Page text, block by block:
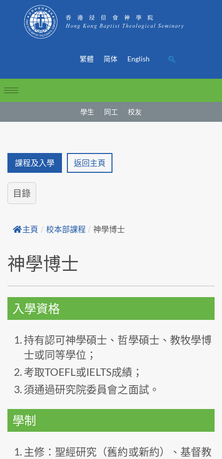
繁體 简体 English
學生 同工 校友
課程及入學 返回主頁
目錄
主頁 / 校本部課程 / 神學博士
神學博士
入學資格
持有認可神學碩士、哲學碩士、教牧學博
士或同等學位；
考取TOEFL或IELTS成績；
須通過研究院委員會之面試。
學制
主修：聖經研究（舊約或新約）、基督教